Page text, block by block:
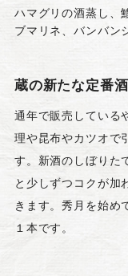
ハマグリの酒蒸し、
ブマリネ、バンバン
蔵の新たな定番酒
通年で販売している
理や昆布やカツオで
す。新酒のしぼりた
と少しずつコクが加
きます。秀月を始め
１本です。